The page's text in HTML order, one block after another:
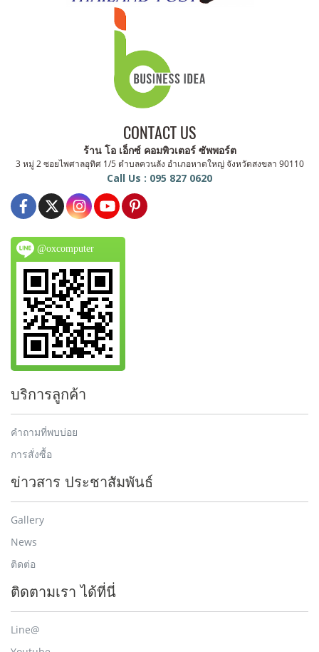
CONTACT US
ร้าน โอ เอ็กซ์ คอมพิวเตอร์ ซัพพอร์ต
3 หมู่ 2 ซอยไพศาลอุทิศ 1/5 ตำบลควนลัง อำเภอหาดใหญ่ จังหวัดสงขลา 90110
Call Us : 095 827 0620
@oxcomputer
บริการลูกค้า
คำถามที่พบบ่อย
การสั่งซื้อ
ข่าวสาร ประชาสัมพันธ์
Gallery
News
ติดต่อ
ติดตามเรา ได้ที่นี่
Line@